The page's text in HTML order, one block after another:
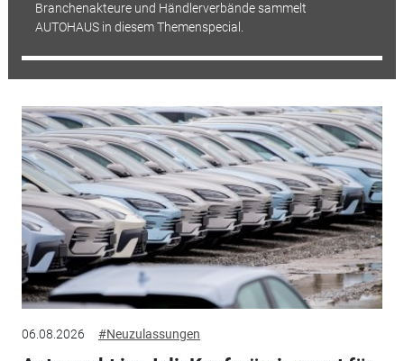
Branchenakteure und Händlerverbände sammelt
AUTOHAUS in diesem Themenspecial.
06.08.2026 #Neuzulassungen